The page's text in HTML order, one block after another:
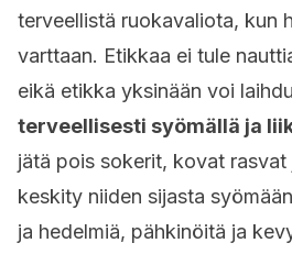
terveellistä ruokavaliota, kun
varttaan. Etikkaa ei tule
eikä etikka yksinään voi
terveellisesti syömällä ja
jätä pois sokerit, kovat
keskity niiden sijasta
ja hedelmiä, pähkinöitä ja